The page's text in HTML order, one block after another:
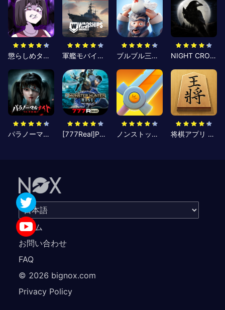
懲らしめタイム 軍艦モバイル2：究極の戦艦ゲーム ブルブル三国-ゆるっと三国生存コミュニティ NIGHT CROWS
パラノーマルナイト～七不思議～ [777Real]Pモンスターハンターライズ ノンストップナイト2 - Action RPG 将棋アプリ 百鍛将棋 -初心者でも楽しく遊べる本格ゲーム-
ホーム
お問い合わせ
FAQ
© 2026 bignox.com
Privacy Policy